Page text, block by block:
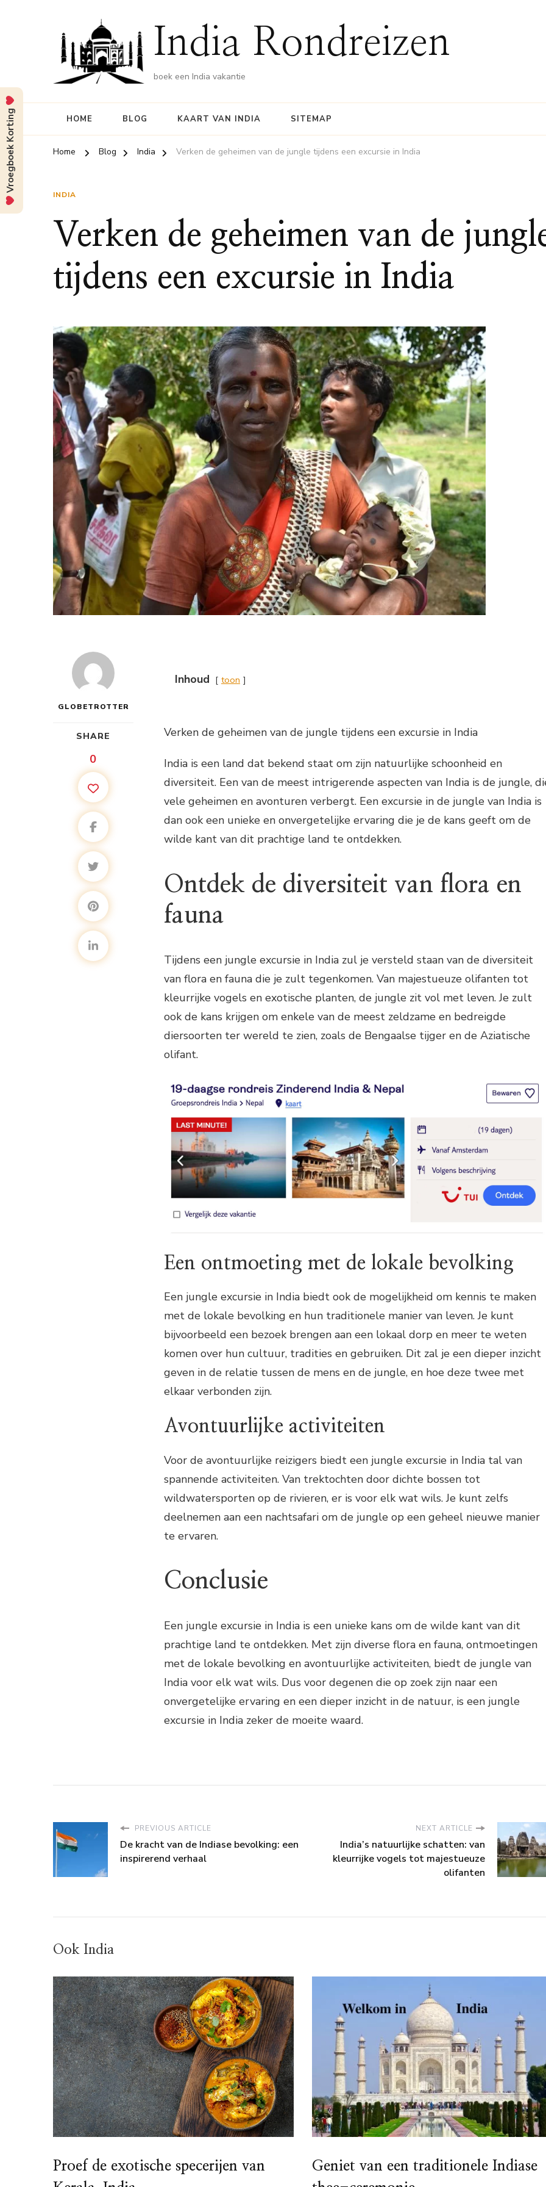
India Rondreizen
boek een India vakantie
HOME BLOG KAART VAN INDIA SITEMAP
Home Blog India Verken de geheimen van de jungle tijdens een excursie in India
INDIA
Verken de geheimen van de
tijdens een excursie in India
GLOBETROTTER
SHARE
0
Inhoud toon
Verken de geheimen van de jungle tijdens een excursie in India
India is een land dat bekend staat om zijn natuurlijke schoonheid en
diversiteit. Een van de meest intrigerende aspecten van India is de jungle,
vele geheimen en avonturen verbergt. Een excursie in de jungle van India is
dan ook een unieke en onvergetelijke ervaring die je de kans geeft om de
wilde kant van dit prachtige land te ontdekken.
Ontdek de diversiteit van flora en
fauna
Tijdens een jungle excursie in India zul je versteld staan van de diversiteit
van flora en fauna die je zult tegenkomen. Van majestueuze olifanten tot
kleurrijke vogels en exotische planten, de jungle zit vol met leven. Je zult
ook de kans krijgen om enkele van de meest zeldzame en bedreigde
diersoorten ter wereld te zien, zoals de Bengaalse tijger en de Aziatische
olifant.
Een ontmoeting met de lokale bevolking
Een jungle excursie in India biedt ook de mogelijkheid om kennis te maken
met de lokale bevolking en hun traditionele manier van leven. Je kunt
bijvoorbeeld een bezoek brengen aan een lokaal dorp en meer te weten
komen over hun cultuur, tradities en gebruiken. Dit zal je een dieper inzicht
geven in de relatie tussen de mens en de jungle, en hoe deze twee met
elkaar verbonden zijn.
Avontuurlijke activiteiten
Voor de avontuurlijke reizigers biedt een jungle excursie in India tal van
spannende activiteiten. Van trektochten door dichte bossen tot
wildwatersporten op de rivieren, er is voor elk wat wils. Je kunt zelfs
deelnemen aan een nachtsafari om de jungle op een geheel nieuwe manier
te ervaren.
Conclusie
Een jungle excursie in India is een unieke kans om de wilde kant van dit
prachtige land te ontdekken. Met zijn diverse flora en fauna, ontmoetingen
met de lokale bevolking en avontuurlijke activiteiten, biedt de jungle van
India voor elk wat wils. Dus voor degenen die op zoek zijn naar een
onvergetelijke ervaring en een dieper inzicht in de natuur, is een jungle
excursie in India zeker de moeite waard.
PREVIOUS ARTICLE
De kracht van de Indiase bevolking: een
inspirerend verhaal
NEXT ARTICLE
India’s natuurlijke schatten: van
kleurrijke vogels tot majestueuze
olifanten
Ook India
Proef de exotische specerijen van
Geniet van een traditionele Indiase
Vroegboek Korting